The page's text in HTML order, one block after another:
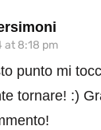
at 8:18 pm
punto mi
tornare! :)